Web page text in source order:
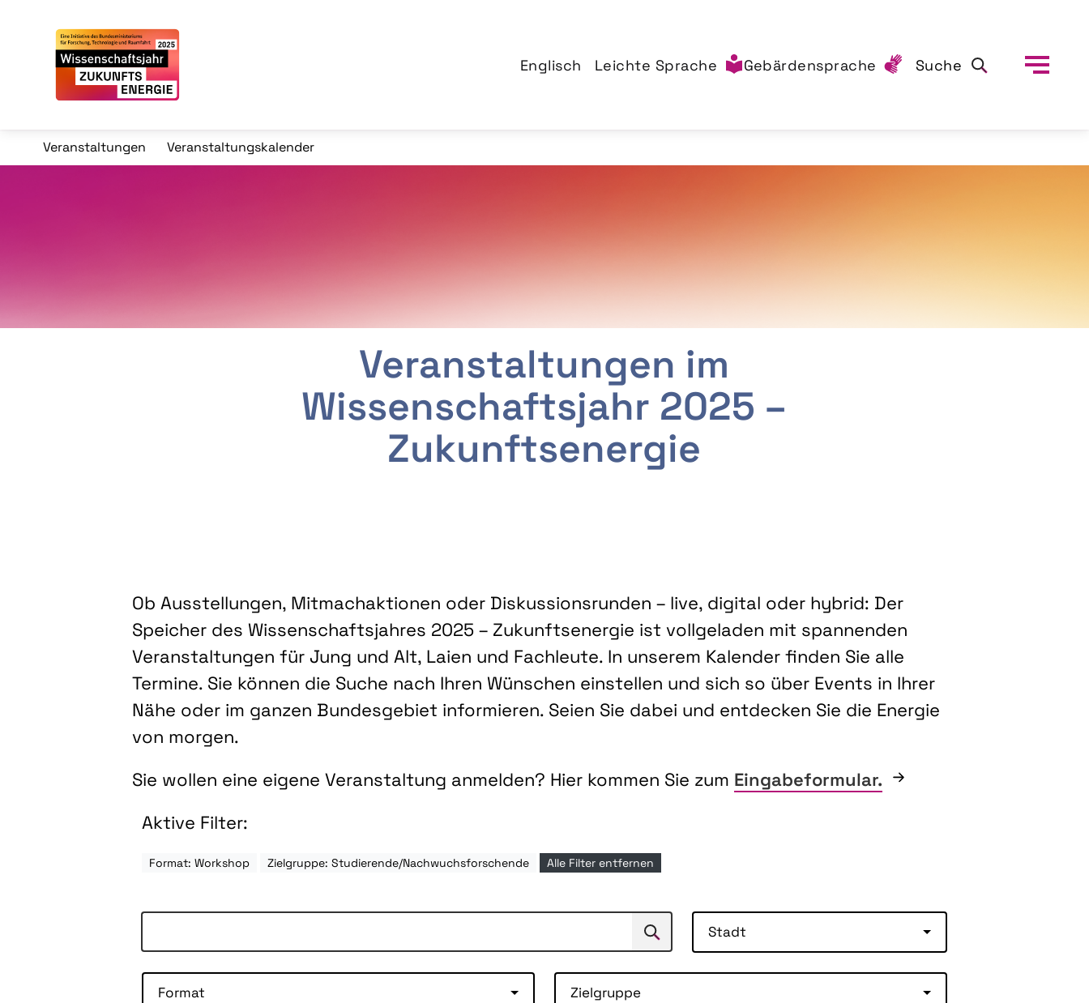
Englisch Leichte Sprache Gebärdensprache Suche
Veranstaltungen Veranstaltungskalender
Veranstaltungen im
Wissenschaftsjahr 2025 –
Zukunftsenergie
Ob Ausstellungen, Mitmachaktionen oder Diskussionsrunden – live, digital oder hybrid: Der
Speicher des Wissenschaftsjahres 2025 – Zukunftsenergie ist vollgeladen mit spannenden
Veranstaltungen für Jung und Alt, Laien und Fachleute. In unserem Kalender finden Sie alle
Termine. Sie können die Suche nach Ihren Wünschen einstellen und sich so über Events in Ihrer
Nähe oder im ganzen Bundesgebiet informieren. Seien Sie dabei und entdecken Sie die Energie
von morgen.
Sie wollen eine eigene Veranstaltung anmelden? Hier kommen Sie zum Eingabeformular.
Aktive Filter:
Format: Workshop Zielgruppe: Studierende/Nachwuchsforschende Alle Filter entfernen
Suchen Stadt
Format Zielgruppe